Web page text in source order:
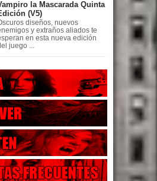
la Mascarada Quinta
(V5)
diseños, nuevos
y extraños aliados te
en esta nueva edición
juego ...